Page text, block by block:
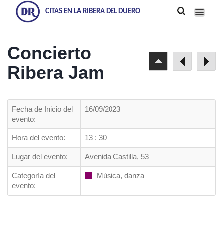
CITAS EN LA RIBERA DEL DUERO
Concierto
Ribera Jam
Fecha de Inicio del
evento:
16/09/2023
Hora del evento: 13 : 30
Lugar del evento: Avenida Castilla, 53
Categoría del
evento:
Música, danza